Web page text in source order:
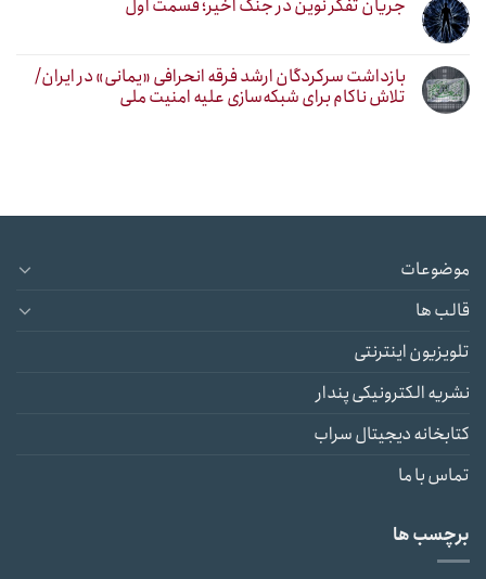
جریان تفکر نوین در جنگ اخیر؛ قسمت اول
بازداشت سرکردگان ارشد فرقه انحرافی «یمانی» در ایران/
تلاش ناکام برای شبکه‌سازی علیه امنیت ملی
موضوعات
قالب ها
تلویزیون اینترنتی
نشریه الکترونیکی پندار
کتابخانه دیجیتال سراب
تماس با ما
برچسب ها